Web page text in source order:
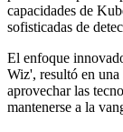
capacidades de
sofisticadas de
El enfoque
Wiz', resultó en
aprovechar las
mantenerse a la